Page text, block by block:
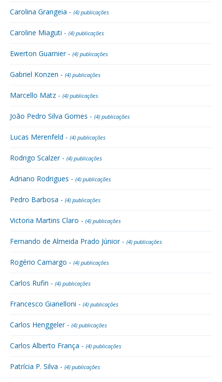
Carolina Grangeia - (4) publicações
Caroline Miaguti - (4) publicações
Ewerton Guarnier - (4) publicações
Gabriel Konzen - (4) publicações
Marcello Matz - (4) publicações
João Pedro Silva Gomes - (4) publicações
Lucas Merenfeld - (4) publicações
Rodrigo Scalzer - (4) publicações
Adriano Rodrigues - (4) publicações
Pedro Barbosa - (4) publicações
Victoria Martins Claro - (4) publicações
Fernando de Almeida Prado Júnior - (4) publicações
Rogério Camargo - (4) publicações
Carlos Rufin - (4) publicações
Francesco Gianelloni - (4) publicações
Carlos Henggeler - (4) publicações
Carlos Alberto França - (4) publicações
Patrícia P. Silva - (4) publicações